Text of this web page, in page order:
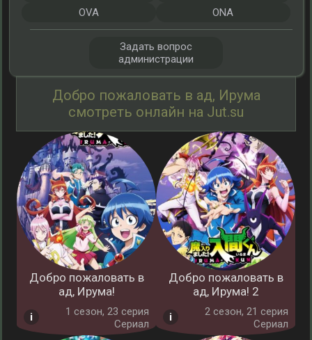
Добро пожаловать в ад, Ирума
смотреть онлайн на Jut.su
Добро пожаловать в
ад, Ирума!
1 cезон, 23 серия
Сериал
Добро пожаловать в
ад, Ирума! 2
2 cезон, 21 серия
Сериал
OVA
ONA
Задать вопрос
администрации